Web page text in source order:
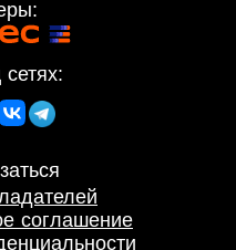
соглашение